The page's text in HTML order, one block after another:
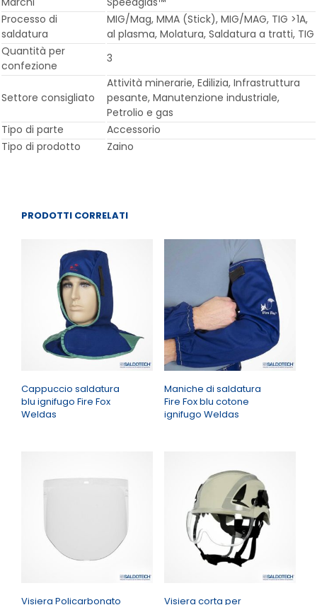
Processo di
saldatura
MIG/Mag, MMA (Stick), MIG/MAG, TIG >1A,
al plasma, Molatura, Saldatura a tratti, TIG
Quantità per
confezione
3
Settore consigliato
Attività minerarie, Edilizia, Infrastruttura
pesante, Manutenzione industriale,
Petrolio e gas
Tipo di parte
Accessorio
Tipo di prodotto
Zaino
PRODOTTI CORRELATI
Cappuccio saldatura
blu ignifugo Fire Fox
Weldas
Maniche di saldatura
Fire Fox blu cotone
ignifugo Weldas
Visiera Policarbonato Visiera corta per